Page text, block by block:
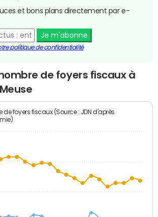
et bons plans directement par e-
Je m'abonne
politique de confidentialité
de foyers fiscaux à
de foyers fiscaux (Source : JDN d'après